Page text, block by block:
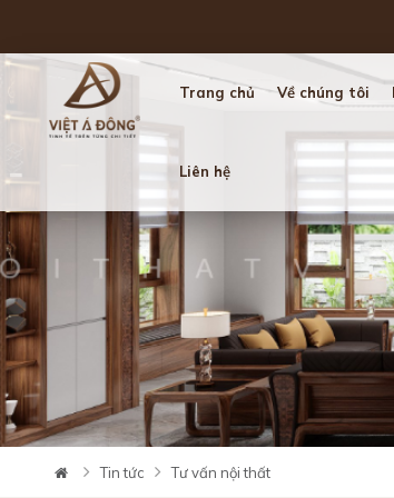
Trang chủ Về chúng tôi
Liên hệ
Tin tức Tư vấn nội thất